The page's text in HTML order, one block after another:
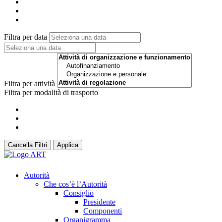
Filtra per data
Filtra per attività
Filtra per modalità di trasporto
Cancella Filtri Applica
Autorità
Che cos’è l’Autorità
Consiglio
Presidente
Componenti
Organigramma